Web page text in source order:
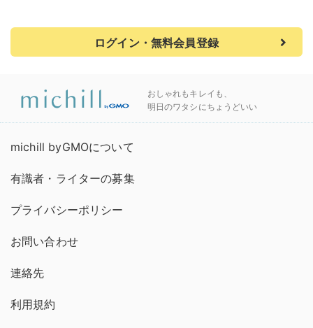
ログイン・無料会員登録
おしゃれもキレイも、
明日のワタシにちょうどいい
michill byGMOについて
有識者・ライターの募集
プライバシーポリシー
お問い合わせ
連絡先
利用規約